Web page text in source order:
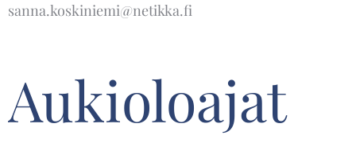
sanna.koskiniemi@netikka.fi
Aukioloajat